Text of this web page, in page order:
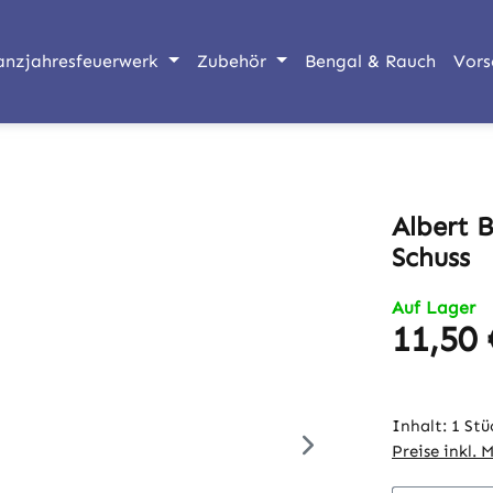
Zubehör Bengal & Rauch
Albert
Schuss
Auf Lager
Regulärer
11,50
Inhalt: 1
Preise inkl.